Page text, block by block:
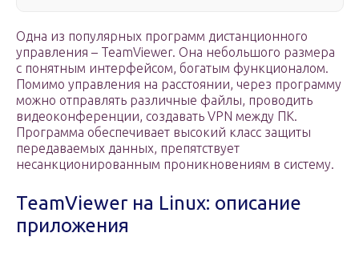
Одна из популярных программ дистанционного
управления ­– TeamViewer. Она небольшого размера
с понятным интерфейсом, богатым функционалом.
Помимо управления на расстоянии, через программу
можно отправлять различные файлы, проводить
видеоконференции, создавать VPN между ПК.
Программа обеспечивает высокий класс защиты
передаваемых данных, препятствует
несанкционированным проникновениям в систему.
TeamViewer на Linux: описание
приложения